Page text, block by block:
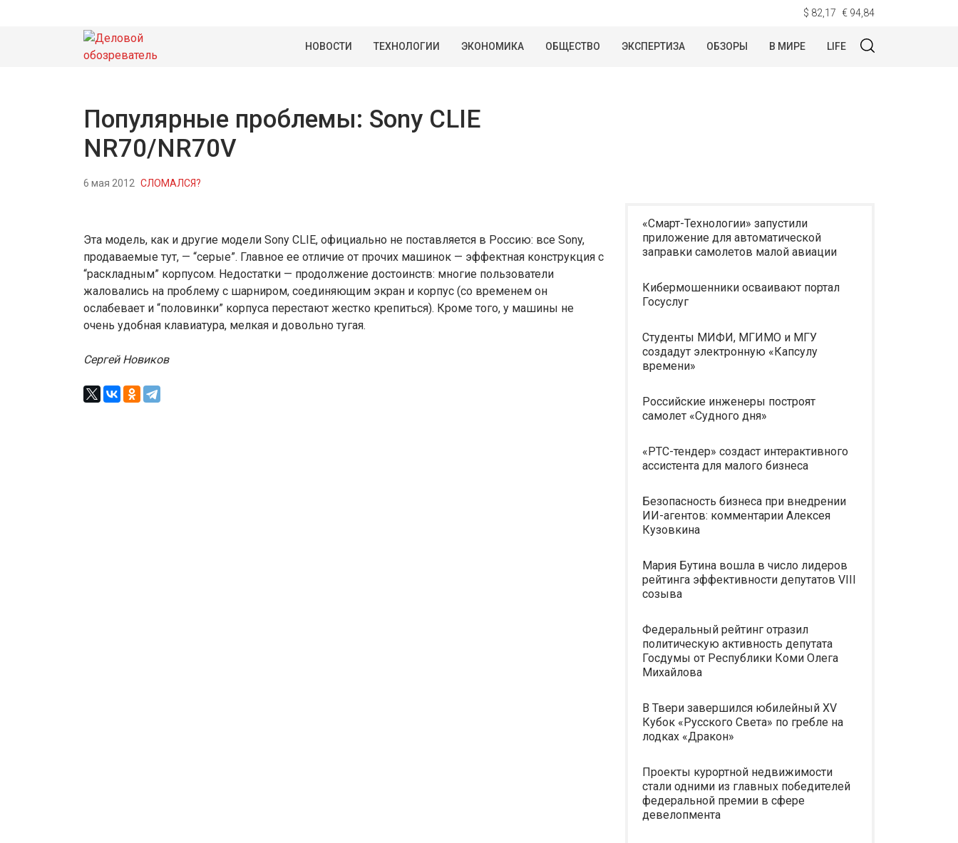
$ 82,17 € 94,84
НОВОСТИ ТЕХНОЛОГИИ ЭКОНОМИКА ОБЩЕСТВО ЭКСПЕРТИЗА ОБЗОРЫ В МИРЕ LIFE
Популярные проблемы: Sony CLIE
NR70/NR70V
6 мая 2012 СЛОМАЛСЯ?
Эта модель, как и другие модели Sony CLIE, официально не поставляется в Россию: все Sony,
продаваемые тут, — “серые”. Главное ее отличие от прочих машинок — эффектная конструкция с
“раскладным” корпусом. Недостатки — продолжение достоинств: многие пользователи
жаловались на проблему с шарниром, соединяющим экран и корпус (со временем он
ослабевает и “половинки” корпуса перестают жестко крепиться). Кроме того, у машины не
очень удобная клавиатура, мелкая и довольно тугая.
Сергей Новиков
«Смарт-Технологии» запустили
приложение для автоматической
заправки самолетов малой авиации
Кибермошенники осваивают портал
Госуслуг
Студенты МИФИ, МГИМО и МГУ
создадут электронную «Капсулу
времени»
Российские инженеры построят
самолет «Судного дня»
«РТС-тендер» создаст интерактивного
ассистента для малого бизнеса
Безопасность бизнеса при внедрении
ИИ-агентов: комментарии Алексея
Кузовкина
Мария Бутина вошла в число лидеров
рейтинга эффективности депутатов VIII
созыва
Федеральный рейтинг отразил
политическую активность депутата
Госдумы от Республики Коми Олега
Михайлова
В Твери завершился юбилейный XV
Кубок «Русского Света» по гребле на
лодках «Дракон»
Проекты курортной недвижимости
стали одними из главных победителей
федеральной премии в сфере
девелопмента